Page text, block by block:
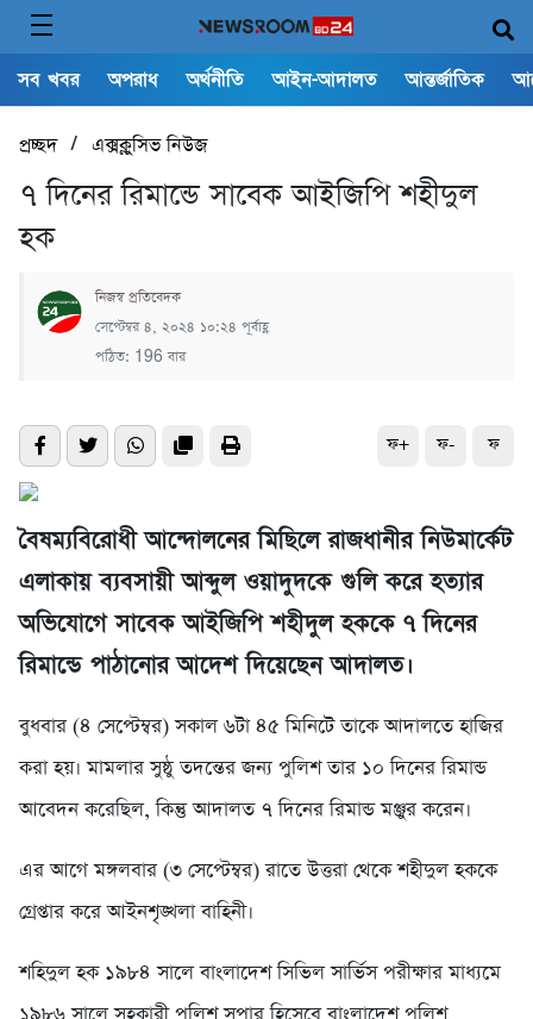
সব খবর অপরাধ অর্থনীতি আইন-আদালত আন্তর্জাতিক
প্রচ্ছদ/ এক্সক্লুসিভ নিউজ
৭ দিনের রিমান্ডে সাবেক আইজিপি শহীদুল
হক
নিজস্ব প্রতিবেদক
সেপ্টেম্বর ৪, ২০২৪ ১০:২৪ পূর্বাহ্ণ
পঠিত: 196 বার
ফ+ ফ- ফ
বৈষম্যবিরোধী আন্দোলনের মিছিলে রাজধানীর নিউমার্কেট
এলাকায় ব্যবসায়ী আব্দুল ওয়াদুদকে গুলি করে হত্যার
অভিযোগে সাবেক আইজিপি শহীদুল হককে ৭ দিনের
রিমান্ডে পাঠানোর আদেশ দিয়েছেন আদালত।
বুধবার (৪ সেপ্টেম্বর) সকাল ৬টা ৪৫ মিনিটে তাকে আদালতে হাজির
করা হয়। মামলার সুষ্ঠু তদন্তের জন্য পুলিশ তার ১০ দিনের রিমান্ড
আবেদন করেছিল, কিন্তু আদালত ৭ দিনের রিমান্ড মঞ্জুর করেন।
এর আগে মঙ্গলবার (৩ সেপ্টেম্বর) রাতে উত্তরা থেকে শহীদুল হককে
গ্রেপ্তার করে আইনশৃঙ্খলা বাহিনী।
শহিদুল হক ১৯৮৪ সালে বাংলাদেশ সিভিল সার্ভিস পরীক্ষার মাধ্যমে